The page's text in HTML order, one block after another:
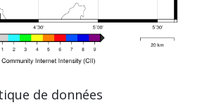
de données